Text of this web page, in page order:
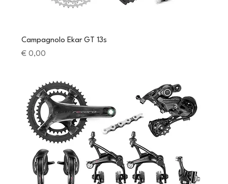
Campagnolo Ekar GT 13s
Preis
€ 0,00